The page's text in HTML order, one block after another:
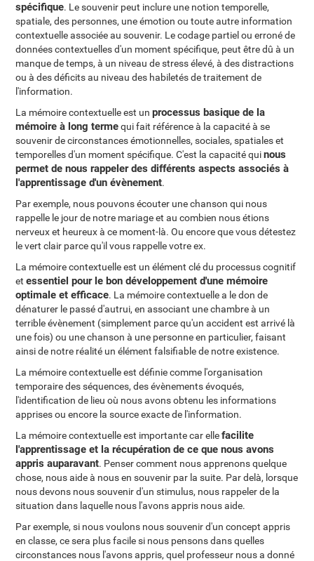
spécifique. Le souvenir peut inclure une notion temporelle,
spatiale, des personnes, une émotion ou toute autre information
contextuelle associée au souvenir. Le codage partiel ou erroné de
données contextuelles d'un moment spécifique, peut être dû à un
manque de temps, à un niveau de stress élevé, à des distractions
ou à des déficits au niveau des habiletés de traitement de
l'information.
La mémoire contextuelle est unprocessus basique de la
mémoire à long termequi fait référence à la capacité à se
souvenir de circonstances émotionnelles, sociales, spatiales et
temporelles d'un moment spécifique. C'est la capacité quinous
permet de nous rappeler des différents aspects associés à
l'apprentissage d'un évènement.
Par exemple, nous pouvons écouter une chanson qui nous
rappelle le jour de notre mariage et au combien nous étions
nerveux et heureux à ce moment-là. Ou encore que vous détestez
le vert clair parce qu'il vous rappelle votre ex.
La mémoire contextuelle est un élément clé du processus cognitif
etessentiel pour le bon développement d'une mémoire
optimale et efficace. La mémoire contextuelle a le don de
dénaturer le passé d'autrui, en associant une chambre à un
terrible évènement (simplement parce qu'un accident est arrivé là
une fois) ou une chanson à une personne en particulier, faisant
ainsi de notre réalité un élément falsifiable de notre existence.
La mémoire contextuelle est définie comme l'organisation
temporaire des séquences, des évènements évoqués,
l'identification de lieu où nous avons obtenu les informations
apprises ou encore la source exacte de l'information.
La mémoire contextuelle est importante car ellefacilite
l'apprentissage et la récupération de ce que nous avons
appris auparavant. Penser comment nous apprenons quelque
chose, nous aide à nous en souvenir par la suite. Par delà, lorsque
nous devons nous souvenir d'un stimulus, nous rappeler de la
situation dans laquelle nous l'avons appris nous aide.
Par exemple, si nous voulons nous souvenir d'un concept appris
en classe, ce sera plus facile si nous pensons dans quelles
circonstances nous l'avons appris, quel professeur nous a donné